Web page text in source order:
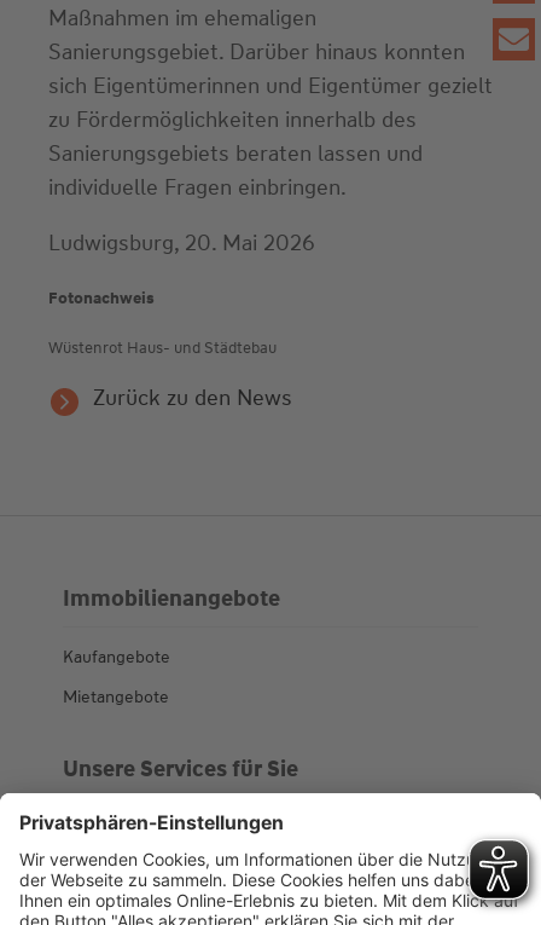
Maßnahmen im ehemaligen
Sanierungsgebiet. Darüber hinaus konnten
sich Eigentümerinnen und Eigentümer gezielt
zu Fördermöglichkeiten innerhalb des
Sanierungsgebiets beraten lassen und
individuelle Fragen einbringen.
Ludwigsburg, 20. Mai 2026
Fotonachweis
Wüstenrot Haus- und Städtebau
Zurück zu den News
Immobilienangebote
Kaufangebote
Mietangebote
Unsere Services für Sie
Kundenportal
Ankaufsprofil